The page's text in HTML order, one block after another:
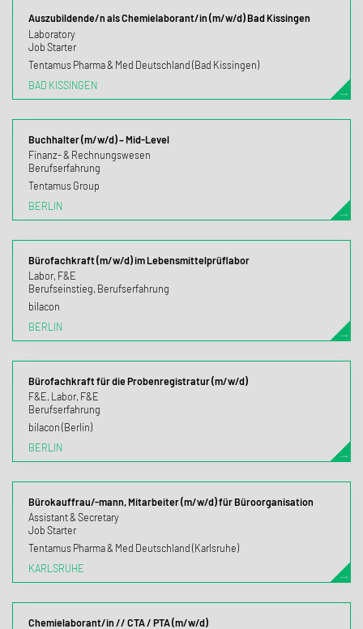
Auszubildende/n als Chemielaborant/in (m/w/d) Bad Kissingen
Laboratory
Job Starter
Tentamus Pharma & Med Deutschland (Bad Kissingen)
BAD KISSINGEN
Buchhalter (m/w/d) – Mid-Level
Finanz- & Rechnungswesen
Berufserfahrung
Tentamus Group
BERLIN
Bürofachkraft (m/w/d) im Lebensmittelprüflabor
Labor, F&E
Berufseinstieg, Berufserfahrung
bilacon
BERLIN
Bürofachkraft für die Probenregistratur (m/w/d)
F&E, Labor, F&E
Berufserfahrung
bilacon (Berlin)
BERLIN
Bürokauffrau/-mann, Mitarbeiter (m/w/d) für Büroorganisation
Assistant & Secretary
Job Starter
Tentamus Pharma & Med Deutschland (Karlsruhe)
KARLSRUHE
Chemielaborant/in // CTA / PTA (m/w/d)